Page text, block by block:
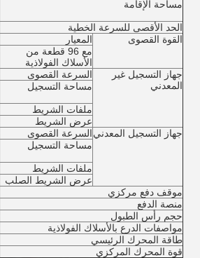
مساحة الإقامة
الحد الأقصى للسرعة الخطية
القوة القصوى
المعيار
مع 96 قطعة من
الأسلاك الفولاذية
جهاز التسجيل غير
المعدني
السرعة القصوى
مساحة التسجيل
ملفات الشريط
عرض الشريط
جهاز التسجيل المعدنيالسرعة القصوى
مساحة التسجيل
ملفات الشريط
عرض الشريط الصلب
موقف دفع مركزي
منصة الدفع
حجم رأس الطبول
مواصفات الدرع بالأسلاك الفولاذية
طاقة المحرك الرئيسي
قوة المحرك المركزي